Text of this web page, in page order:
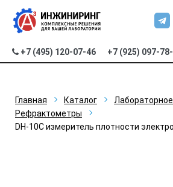
+7 (495) 120-07-46 +7 (925) 097-
Главная Каталог
Рефрактометры
DH-10C измеритель плотности